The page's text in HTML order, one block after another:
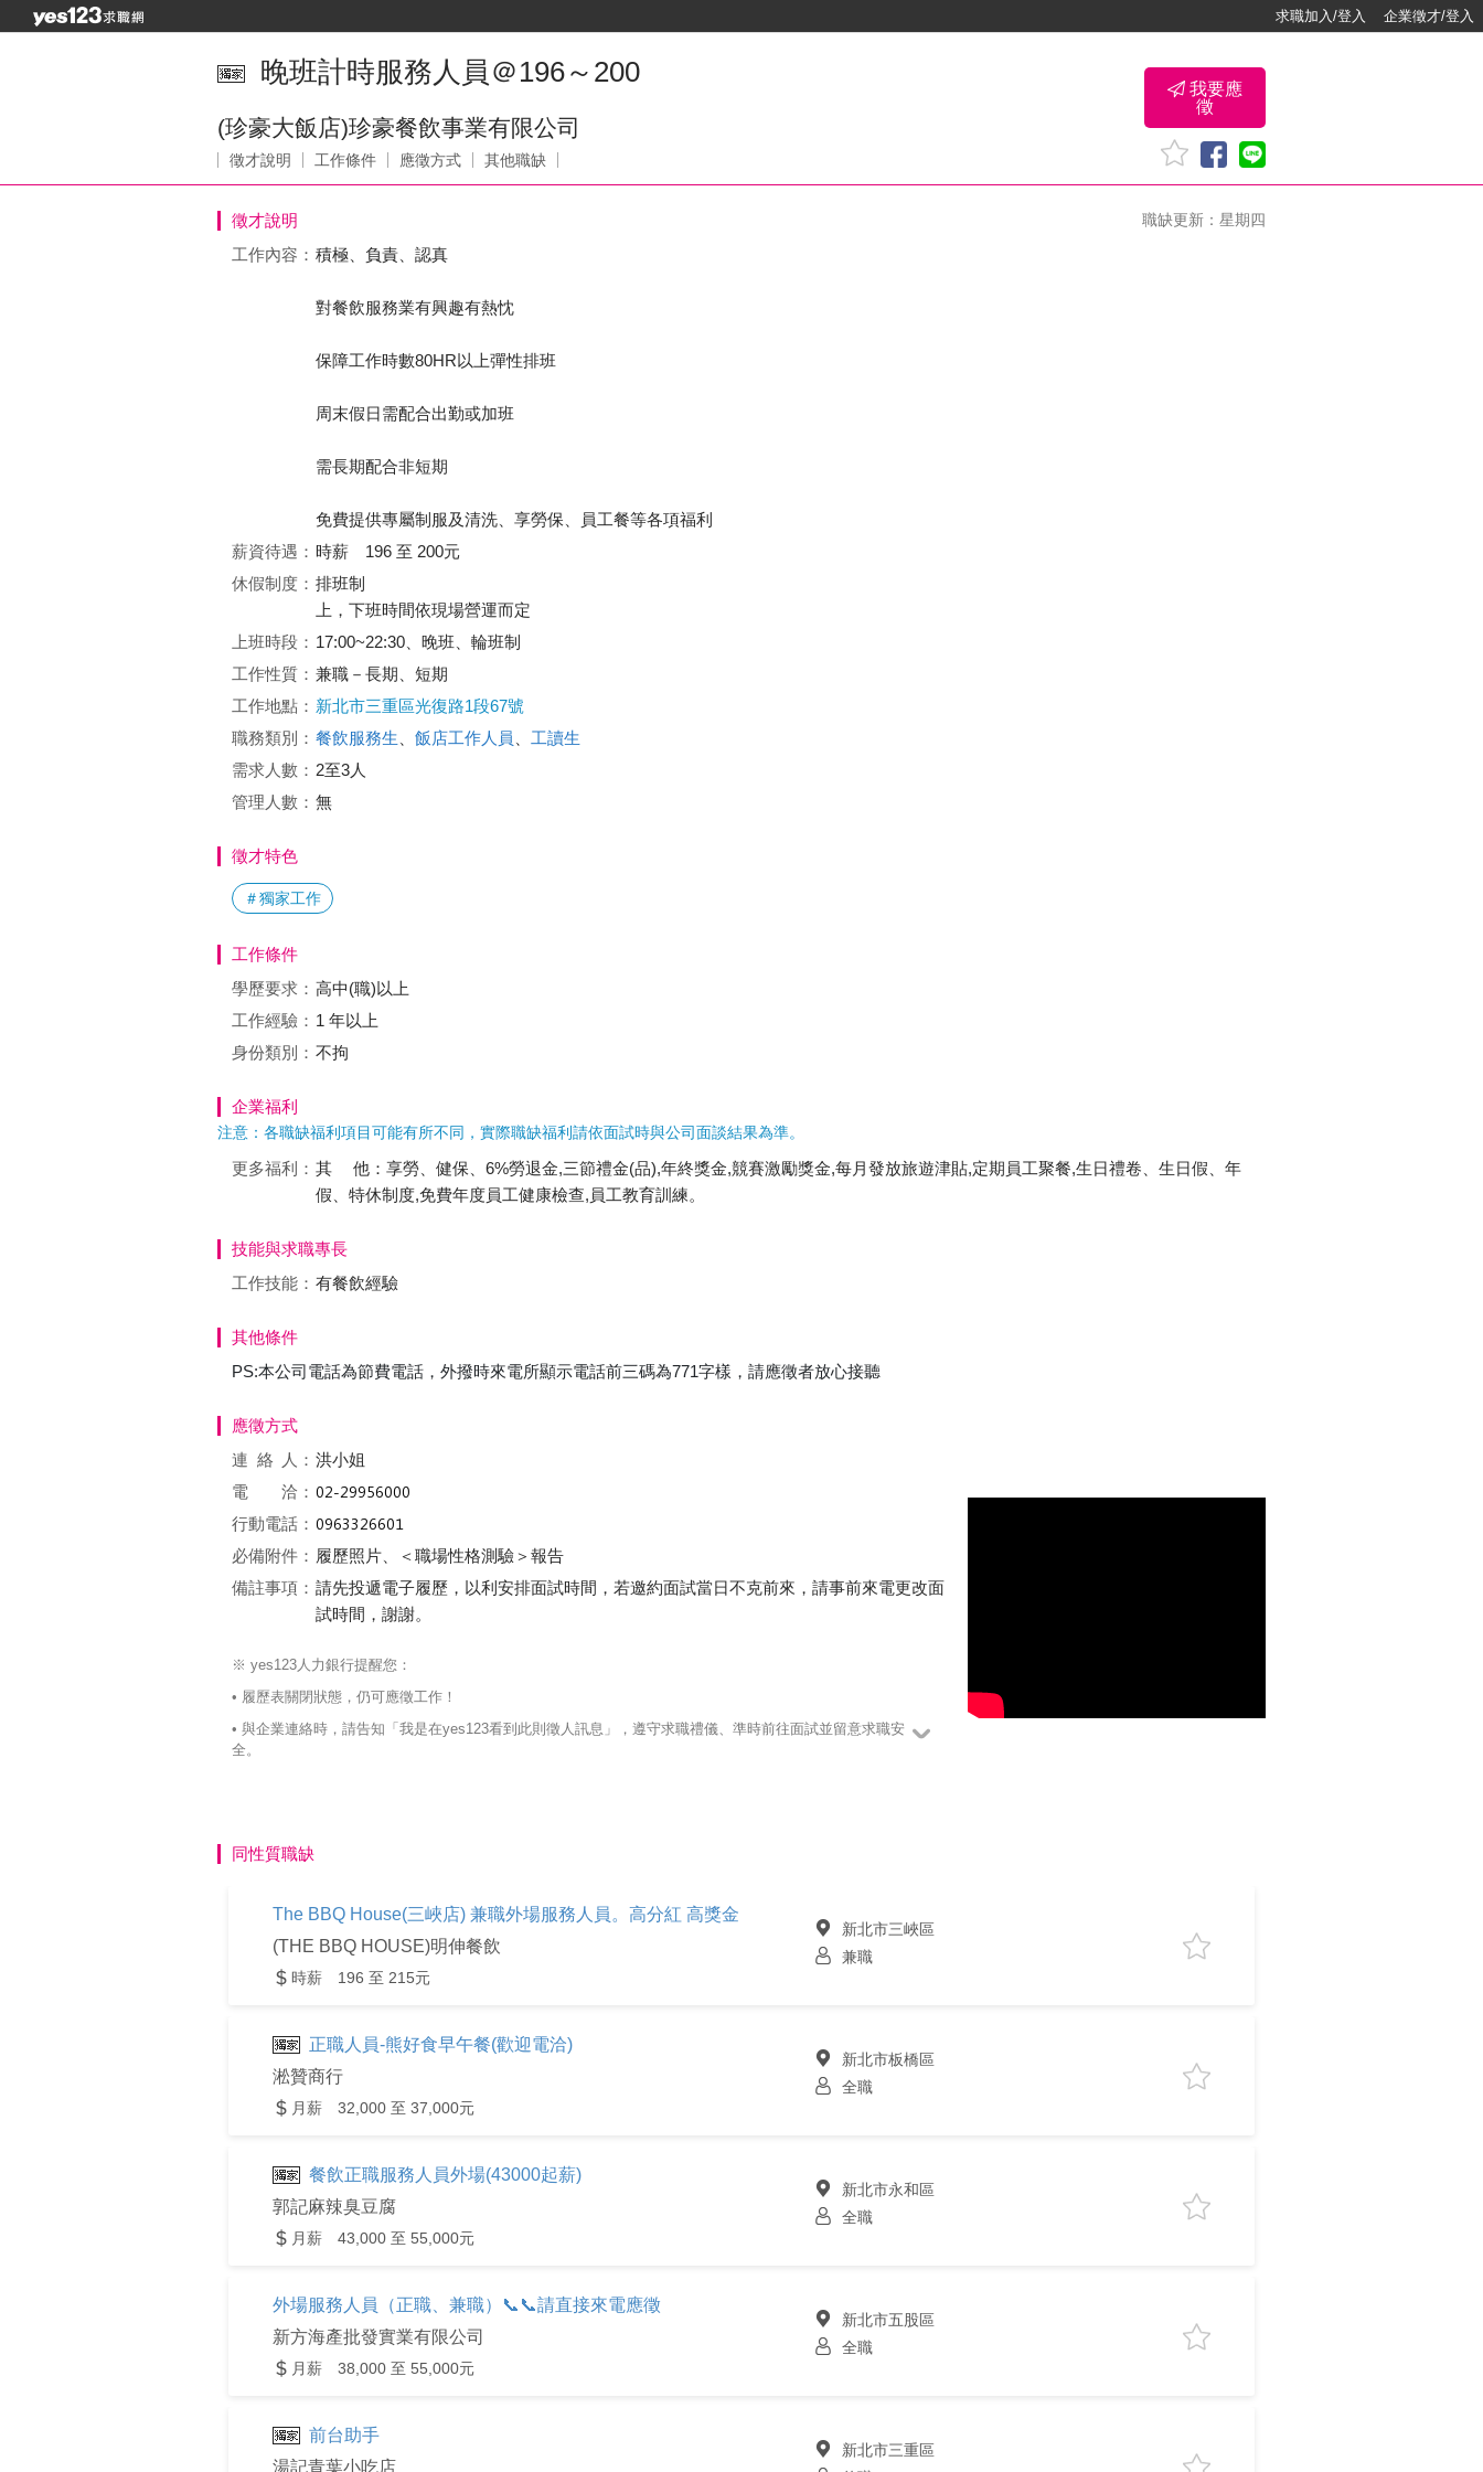
求職加入/登入 企業徵才/登入
晚班計時服務人員＠196～200
(珍豪大飯店)珍豪餐飲事業有限公司
徵才說明 工作條件 應徵方式 其他職缺
我要應
徵
徵才說明 職缺更新：星期四
工作內容： 積極、負責、認真
對餐飲服務業有興趣有熱忱
保障工作時數80HR以上彈性排班
周末假日需配合出勤或加班
需長期配合非短期
免費提供專屬制服及清洗、享勞保、員工餐等各項福利
薪資待遇： 時薪 196 至 200元
休假制度： 排班制
上，下班時間依現場營運而定
上班時段： 17:00~22:30、晚班、輪班制
工作性質： 兼職－長期、短期
工作地點： 新北市三重區光復路1段67號
職務類別： 餐飲服務生 飯店工作人員
工讀生
需求人數： 2至3人
管理人數： 無
徵才特色
＃獨家工作
工作條件
學歷要求： 高中(職)以上
工作經驗： 1 年以上
身份類別： 不拘
企業福利
注意：各職缺福利項目可能有所不同，實際職缺福利請依面試時與公司面談結果為準。
更多福利： 其 他：享勞、健保、6%勞退金,三節禮金(品),年終獎金,競賽激勵獎金,每月發放旅遊津貼,定期員工聚餐,生日禮卷、生日假、年
假、特休制度,免費年度員工健康檢查,員工教育訓練。
技能與求職專長
工作技能： 有餐飲經驗
其他條件
PS:本公司電話為節費電話，外撥時來電所顯示電話前三碼為771字樣，請應徵者放心接聽
應徵方式
連絡
人： 洪小姐
電 洽：
行動電話：
必備附件： 履歷照片、＜職場性格測驗＞報告
備註事項： 請先投遞電子履歷，以利安排面試時間，若邀約面試當日不克前來，請事前來電更改面
試時間，謝謝。
※ yes123人力銀行提醒您：
• 履歷表關閉狀態，仍可應徵工作！
• 與企業連絡時，請告知「我是在yes123看到此則徵人訊息」，遵守求職禮儀、準時前往面試並留意求職安
全。
同性質職缺
The BBQ House(三峽店) 兼職外場服務人員。高分紅 高獎金
(THE BBQ HOUSE)明伸餐飲
時薪 196 至 215元
新北市三峽區
兼職
正職人員-熊好食早午餐(歡迎電洽)
淞贊商行
月薪 32,000 至 37,000元
新北市板橋區
全職
餐飲正職服務人員外場(43000起薪)
郭記麻辣臭豆腐
月薪 43,000 至 55,000元
新北市永和區
全職
外場服務人員（正職、兼職）📞📞請直接來電應徵
新方海產批發實業有限公司
月薪 38,000 至 55,000元
新北市五股區
全職
前台助手
湯記青葉小吃店
新北市三重區